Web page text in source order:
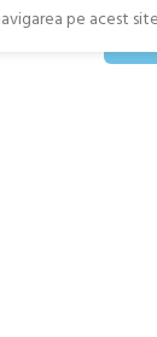
pe acest